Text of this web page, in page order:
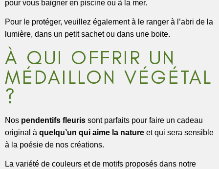
pour vous baigner en piscine ou à la mer.
Pour le protéger, veuillez également à le ranger à l’abri de la
lumière, dans un petit sachet ou dans une boite.
À QUI OFFRIR UN
MÉDAILLON VÉGÉTAL
?
Nos pendentifs fleuris sont parfaits pour faire un cadeau
original à quelqu’un qui aime la nature et qui sera sensible
à la poésie de nos créations.
La variété de couleurs et de motifs proposés dans notre